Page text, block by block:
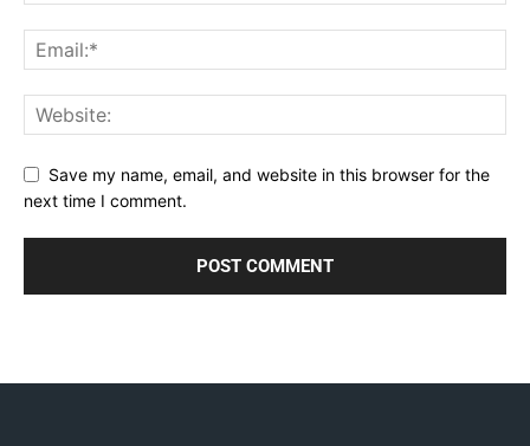
Save my name, email, and website in this browser for the
next time I comment.